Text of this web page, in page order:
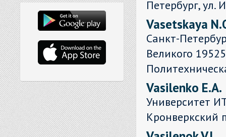
Петербург, ул.
Vasetskaya
Санкт-
Великого
Vasilenko E.A.
Университет
Кронверкский